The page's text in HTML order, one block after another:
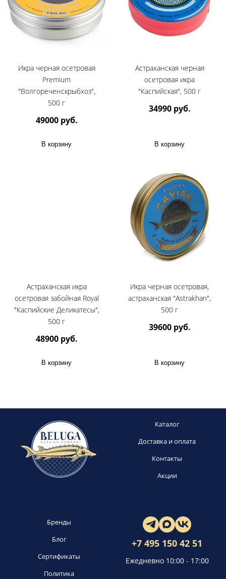
Икра черная осетровая
Premium
"Волгореченскрыбхоз",
500 г
49000 руб.
В корзину
Астраханская черная
осетровая икра
"Каспийская", 500 г
34990 руб.
В корзину
Астраханская икра
осетровая забойная Royal
"Каспийские Деликатесы",
500 г
48900 руб.
В корзину
Икра черная осетровая,
астраханская "Astrakhan",
500 г
39600 руб.
В корзину
Каталог
Доставка и оплата
Контакты
Акции
Бренды
Блог
Сертификаты
Политика
+7 495 150 42 51
Ежедневно 10:00 - 17:00